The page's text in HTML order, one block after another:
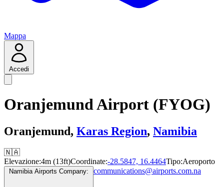
Mappa
Accedi
Oranjemund Airport (FYOG)
Oranjemund, Karas Region, Namibia
🇳🇦
Elevazione:4m (13ft)Coordinate:-28.5847, 16.4464Tipo:Aeroporto
Namibia Airports Company: communications@airports.com.na